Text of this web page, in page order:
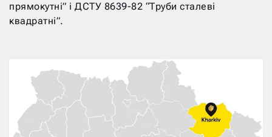
прямокутні” і ДСТУ 8639-82 “Труби сталеві
квадратні”.